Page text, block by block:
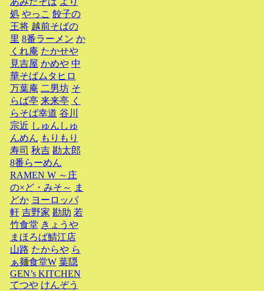
処 やっこ 餃子の
王将 越前そばの
里 8番ラーメン か
くれ庵 たかせや
見吉屋 かめや 中
華そばムタヒロ
万葉庵 二男坊 そ
らば亭 来来亭 く
らそば幸道 谷川
宗近 しゅんしゅ
んめん もりもり
寿司 秋吉 勘太郎
8番らーめん
RAMEN W ～庄
の×ど・みそ～ ま
どか ヨーロッパ
軒 吉野家 勘助 若
竹食堂 きょうや
まほろば鯖江店
山路 たからや ら
ぁ麺食堂W 葉隠
GEN’s KITCHEN
てつや けんぞう